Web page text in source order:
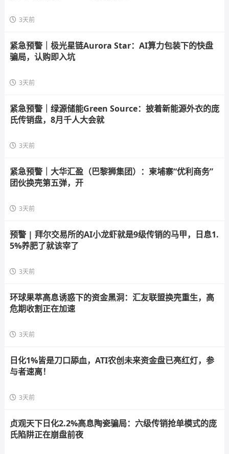
3天前
紧急预警｜极光星链Aurora Star：AI算力包装下的快盘
骗局，认购即入坑
3天前
紧急预警｜绿源储能Green Source：披着新能源外衣的庞
氏传销盘，8月千人大会就
3天前
紧急预警｜大华汇盈（巴黎狮集团）：柬埔寨“优利商务”
团伙换壳第五弹，开
3天前
预警 | 拜尔交易所的AI小龙虾就是9级传销的马甲，日息1.
5%养肥了就该宰了
3天前
环球果萃高息诱惑下的资金黑洞：汇友联盟换壳重生，高
危期收割正在加速
3天前
日化1%皆是刀口舔血，ATI农创未来资金盘已亮红灯，参
与者速离！
3天前
贞观天下日化2.2%高息陶瓷骗局：六级传销抢单模式的庞
氏陷阱正在崩盘前夜